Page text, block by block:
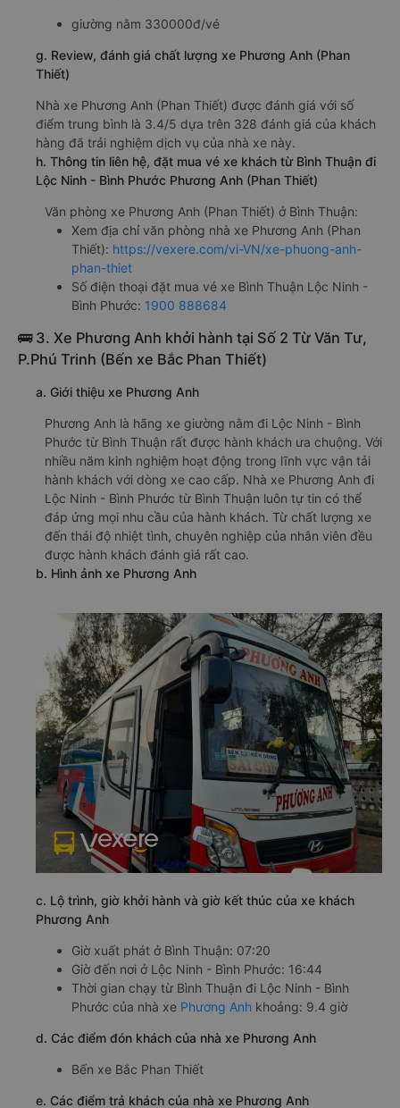
giường nằm 330000đ/vé
g. Review, đánh giá chất lượng xe Phương Anh (Phan
Thiết)
Nhà xe Phương Anh (Phan Thiết) được đánh giá với số
điểm trung bình là 3.4/5 dựa trên 328 đánh giá của khách
hàng đã trải nghiệm dịch vụ của nhà xe này.
h. Thông tin liên hệ, đặt mua vé xe khách từ Bình Thuận đi
Lộc Ninh - Bình Phước Phương Anh (Phan Thiết)
Văn phòng xe Phương Anh (Phan Thiết) ở Bình Thuận:
Xem địa chỉ văn phòng nhà xe Phương Anh (Phan
Thiết): https://vexere.com/vi-VN/xe-phuong-anh-
phan-thiet
Số điện thoại đặt mua vé xe Bình Thuận Lộc Ninh -
Bình Phước: 1900 888684
🚌 3. Xe Phương Anh khởi hành tại Số 2 Từ Văn Tư,
P.Phú Trinh (Bến xe Bắc Phan Thiết)
a. Giới thiệu xe Phương Anh
Phương Anh là hãng xe giường nằm đi Lộc Ninh - Bình
Phước từ Bình Thuận rất được hành khách ưa chuộng. Với
nhiều năm kinh nghiệm hoạt động trong lĩnh vực vận tải
hành khách với dòng xe cao cấp. Nhà xe Phương Anh đi
Lộc Ninh - Bình Phước từ Bình Thuận luôn tự tin có thể
đáp ứng mọi nhu cầu của hành khách. Từ chất lượng xe
đến thái độ nhiệt tình, chuyên nghiệp của nhân viên đều
được hành khách đánh giá rất cao.
b. Hình ảnh xe Phương Anh
c. Lộ trình, giờ khởi hành và giờ kết thúc của xe khách
Phương Anh
Giờ xuất phát ở Bình Thuận: 07:20
Giờ đến nơi ở Lộc Ninh - Bình Phước: 16:44
Thời gian chạy từ Bình Thuận đi Lộc Ninh - Bình
Phước của nhà xe Phương Anh khoảng: 9.4 giờ
d. Các điểm đón khách của nhà xe Phương Anh
Bến xe Bắc Phan Thiết
e. Các điểm trả khách của nhà xe Phương Anh